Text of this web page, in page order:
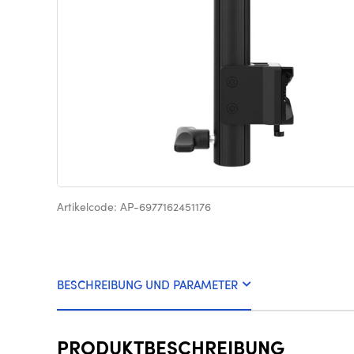
Artikelcode: AP-6977162451176
BESCHREIBUNG UND PARAMETER
PRODUKTBESCHREIBUNG